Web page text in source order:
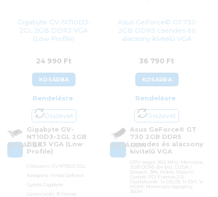
Gigabyte GV-N710D3-
2GL 2GB DDR3 VGA
(Low Profile)
24 990 Ft
KOSÁRBA
Rendelésre
Összevet
KOSÁRBA
Gigabyte GV-
N710D3-2GL 2GB
DDR3 VGA (Low
Profile)
Cikkszám:GV-N710D3-2GL
Kategória: nVidia GeForce
Gyártó:Gigabyte
Garanciaidő: 36 hónap
Asus GeForce© GT 730
2GB DDR5 csendes és
alacsony kivitelű VGA
36 790 Ft
KOSÁRBA
Rendelésre
Összevet
KOSÁRBA
Asus GeForce© GT
730 2GB DDR5
csendes és alacsony
kivitelű VGA
GPU órajel: 902 MHz; Memória:
2GB DDR5 (64 bit); CUDA /
Stream: 384; Hűtés: Passzív;
Csatoló: PCI Express 2.0;
Csatlakozók: 1x DSUB, 1x DVI, 1x
HDMI; Minimális tápigény:
350W